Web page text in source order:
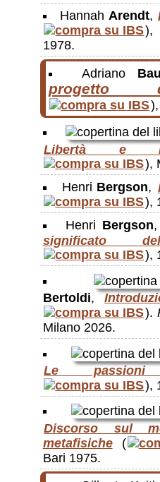
Hannah Arendt,
),
1978.
Adriano
progetto
Libertà e
),
Henri Bergson,
),
Henri Bergson,
significato
),
Bertoldi,
).
Milano 2026.
Le passioni
),
Discorso sul
metafisiche (
Bari 1975.